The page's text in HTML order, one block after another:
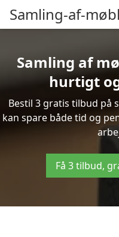
Samling-af-
Samling af
hurtigt
Bestil 3 gratis tilbud på
kan spare både tid og
Få 3 tilbud,